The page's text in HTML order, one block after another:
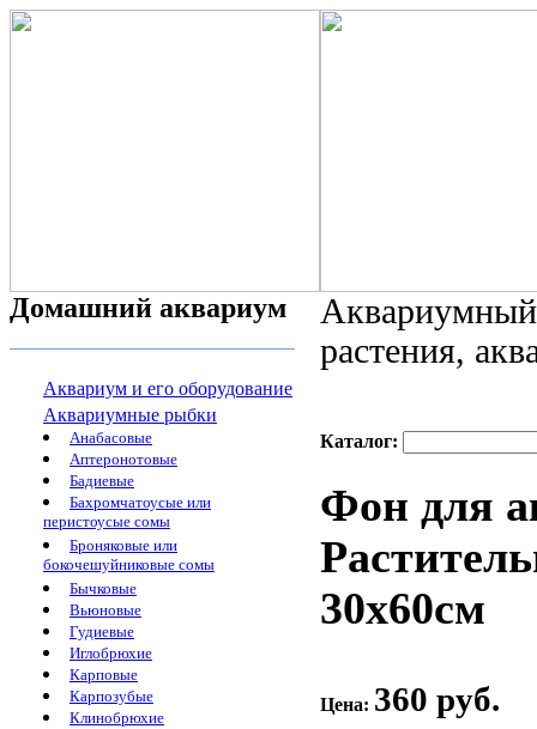
Домашний аквариум
Аквариум и его оборудование
Аквариумные рыбки
Анабасовые
Аптеронотовые
Бадиевые
Бахромчатоусые или
перистоусые сомы
Броняковые или
бокочешуйниковые сомы
Бычковые
Вьюновые
Гудиевые
Иглобрюхие
Карповые
Карпозубые
Клинобрюхие
растения,
Каталог:
Фон для
30х60см
Цена: 360 руб.